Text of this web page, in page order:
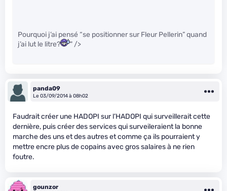
Pourquoi j’ai pensé “se positionner sur Fleur Pellerin” quand
j’ai lut le litre?
" />
panda09
Le 03/09/2014 à 08h02
Faudrait créer une HADOPI sur l’HADOPI qui surveillerait cette
dernière, puis créer des services qui surveileraient la bonne
marche des uns et des autres et comme ça ils pourraient y
mettre encre plus de copains avec gros salaires à ne rien
foutre.
gounzor